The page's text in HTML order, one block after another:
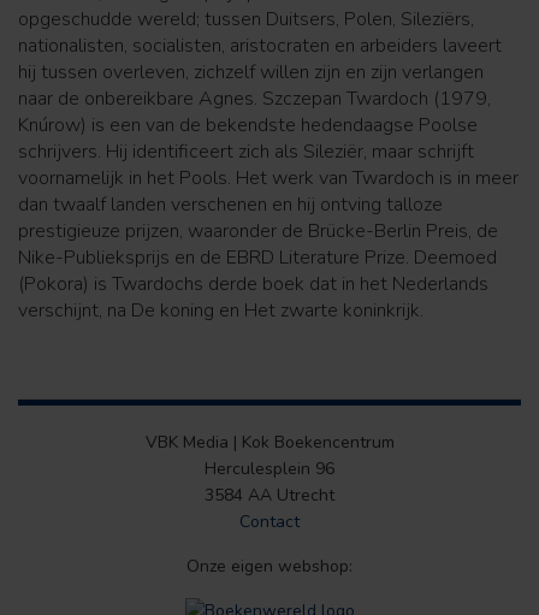
opgeschudde wereld; tussen Duitsers, Polen, Sileziërs,
nationalisten, socialisten, aristocraten en arbeiders laveert
hij tussen overleven, zichzelf willen zijn en zijn verlangen
naar de onbereikbare Agnes. Szczepan Twardoch (1979,
Knúrow) is een van de bekendste hedendaagse Poolse
schrijvers. Hij identificeert zich als Sileziër, maar schrijft
voornamelijk in het Pools. Het werk van Twardoch is in meer
dan twaalf landen verschenen en hij ontving talloze
prestigieuze prijzen, waaronder de Brücke-Berlin Preis, de
Nike-Publieksprijs en de EBRD Literature Prize. Deemoed
(Pokora) is Twardochs derde boek dat in het Nederlands
verschijnt, na De koning en Het zwarte koninkrijk.
VBK Media | Kok Boekencentrum
Herculesplein 96
3584 AA Utrecht
Contact
Onze eigen webshop: